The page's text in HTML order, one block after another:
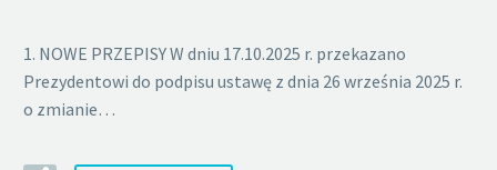
1. NOWE PRZEPISY W dniu 17.10.2025 r. przekazano
Prezydentowi do podpisu ustawę z dnia 26 września 2025 r.
o zmianie…